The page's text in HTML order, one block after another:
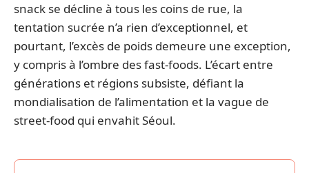
snack se décline à tous les coins de rue, la
tentation sucrée n’a rien d’exceptionnel, et
pourtant, l’excès de poids demeure une exception,
y compris à l’ombre des fast-foods. L’écart entre
générations et régions subsiste, défiant la
mondialisation de l’alimentation et la vague de
street-food qui envahit Séoul.